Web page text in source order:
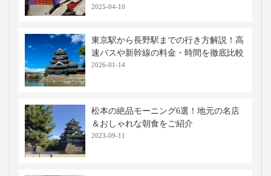
2025-04-10
東京駅から長野駅までの行き方解説！高
速バスや新幹線の料金・時間を徹底比較
2026-01-14
松本の絶品モーニング6選！地元の名店
＆おしゃれな朝食をご紹介
2023-09-11